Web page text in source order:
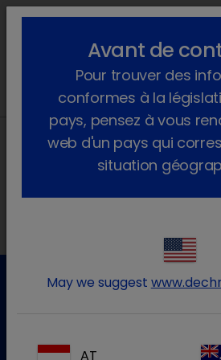
Pour plus d'informations, veuillez
Avant de
Pour trouver des
conformes à la
pays, pensez à vous
web d'un pays qui
situation
May we suggest
AT